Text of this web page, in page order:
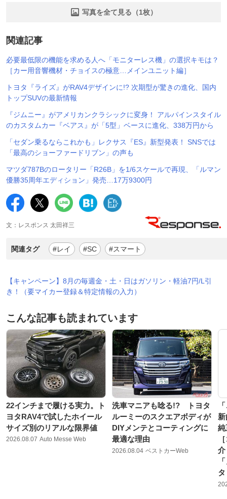
写真を全て見る（1枚）
関連記事
必要最低限の機能を求める人へ「モニターレス機」の選択キモは？
［カー用音響機材・チョイスの極意…メインユニット編］
トヨタ『ライズ』がRAV4デザインに!? 次期型が驚きの進化、国内
トップSUVの最新情報
『ジムニー』がアメリカンクラシックに変身！ アルパインスタイル
のカスタムカー『ベアス』が「5型」ベースに進化、338万円から
「セダン乗るならこれかも」レクサス『ES』新型発表！ SNSでは
「最高のショーファードリブン」の声も
マツダ787Bのロータリー「R26B」を1/6スケールで再現、「ルマン
優勝35周年エディション」発売…17万9300円
文：レスポンス 太田祥三
関連タグ #レイ #SC #スマート
【キャンペーン】8月の毎週金・土・日はガソリン・軽油7円/L引
き！（要マイカー登録＆特定情報の入力）
こんな記事も読まれています
22インチまで履ける実力。ト
ヨタRAV4で試したホイール
サイズ別のリアルな限界値
2026.08.07 Auto Messe Web
洗車マニアも唸る!? トヨタ
ルーミーのスクエアボディが
DIYメンテとコーティングに
最適な理由
2026.08.04 ベストカーWeb
純
介